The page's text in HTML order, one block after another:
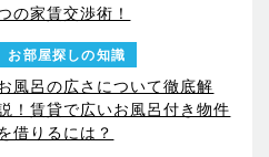
の家賃交渉術！
お部屋探しの知識
風呂の広さについて徹底解
！賃貸で広いお風呂付き物件
借りるには？